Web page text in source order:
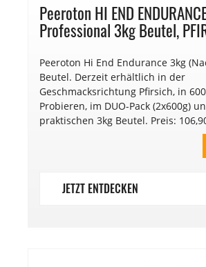
Peeroton HI END
Professional 3kg Beutel,
Peeroton Hi End Endurance 3kg
Beutel. Derzeit erhältlich in der
Geschmacksrichtung Pfirsich, in
Probieren, im DUO-Pack (2x600g)
praktischen 3kg Beutel. Preis:
35,63,-/kg).
JETZT ENTDECKEN